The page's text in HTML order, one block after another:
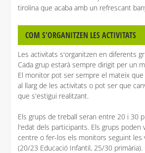
tirolina que acaba amb un refrescant
COM S'ORGANITZEN LES ACTIVITATS
Les activitats s'organitzen en diferents
Cada grup estarà sempre dirigit per un
El monitor pot ser sempre el mateix que
al llarg de les activitats o pot ser que
que s'estigui realitzant.
Els grups de treball seran entre 20 i 30
l'edat dels participants. Els grups poden
centre o fer-los els monitors seguint les
(20/23 Educació Infantil, 25/30